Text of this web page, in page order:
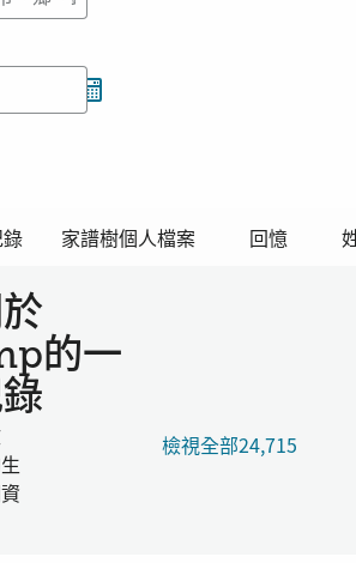
家譜樹個人檔案 回憶
的一
檢視全部24,715